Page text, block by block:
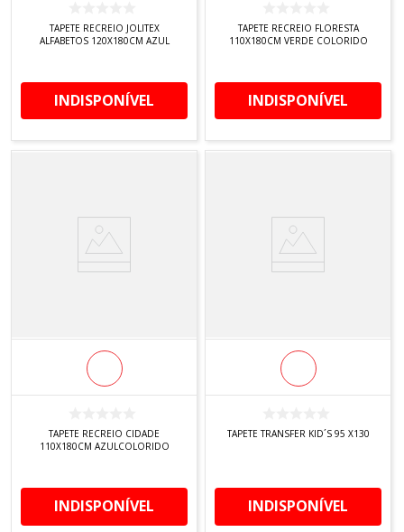
TAPETE RECREIO JOLITEX
ALFABETOS 120X180CM AZUL
INDISPONÍVEL
TAPETE RECREIO FLORESTA
110X180CM VERDE COLORIDO
INDISPONÍVEL
TAPETE RECREIO CIDADE
110X180CM AZULCOLORIDO
INDISPONÍVEL
TAPETE TRANSFER KID´S 95 X130
INDISPONÍVEL